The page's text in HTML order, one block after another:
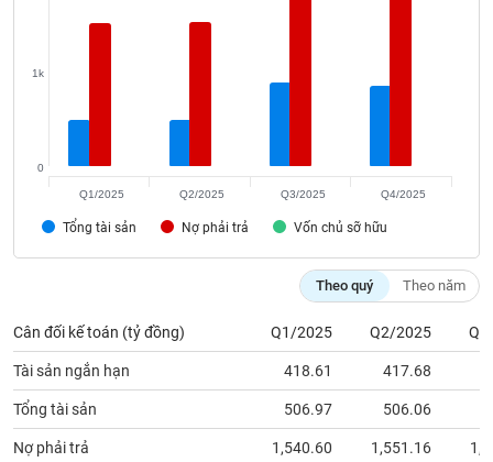
Tổng tài sản Nợ phải trả Vốn chủ sỡ hữu
0
1k
Q1/2025 Q2/2025 Q3/2025 Q4/2025
Theo quý Theo năm
Cân đối kế toán (tỷ đồng) Q1/2025 Q2/2025
Tài sản ngắn hạn 418.61 417.68
Tổng tài sản 506.97 506.06
Nợ phải trả 1,540.60 1,551.16
Bài
viết
của
Báo
cáo
phân
tích
(-)